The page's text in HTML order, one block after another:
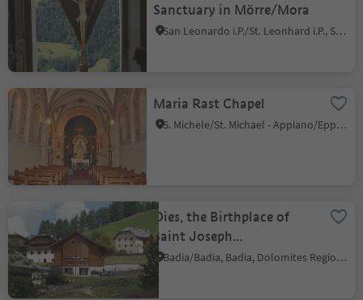
Sanctuary in Mörre/Mora
San Leonardo i.P./St. Leonhard i.P., St.Leonhard in Passeier/San Leonardo in Passiria, Meran/Merano and environs
Maria Rast Chapel
S. Michele/St. Michael - Appiano/Eppan, Eppan an der Weinstaße/Appiano sulla Strada del Vino, Alto Adige Wine Road
Oies, the Birthplace of
Saint Joseph
Freinademetz
Badia/Badia, Badia, Dolomites Region Alta Badia